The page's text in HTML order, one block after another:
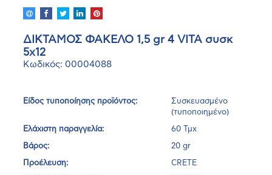
ΔΙΚΤΑΜΟΣ ΦΑΚΕΛΟ 1,5 gr 4 VITA συσκ
5χ12
Κωδικός: 00004088
Είδος τυποποίησης προϊόντος:
Συσκευασμένο
(τυποποιημένο)
Ελάχιστη παραγγελία: 60 Τμχ
Βάρος: 20 gr
Προέλευση: CRETE